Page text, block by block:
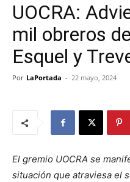
UOCRA:
mil obreros
Esquel y
Por LaPortada - 22 mayo, 2024
El gremio UOCRA se
situación que atraviesa el